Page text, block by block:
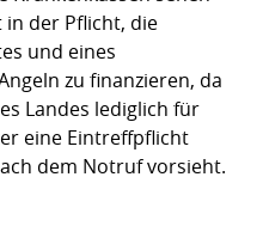
der Pflicht, die
und eines
zu finanzieren, da
Landes lediglich für
eine Eintreffpflicht
dem Notruf vorsieht.